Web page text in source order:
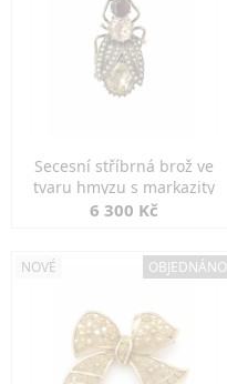
Secesní stříbrná brož ve
tvaru hmyzu s markazity
6 300 Kč
NOVÉ OBJEDNÁNO